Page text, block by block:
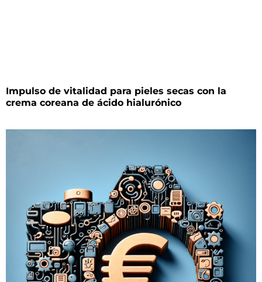
Impulso de vitalidad para pieles secas con la
crema coreana de ácido hialurónico